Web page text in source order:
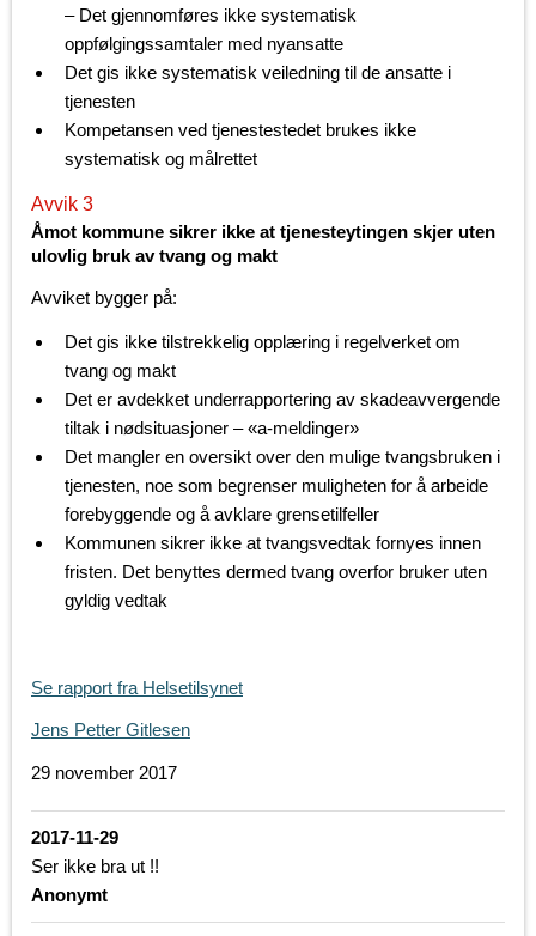
– Det gjennomføres ikke systematisk
oppfølgingssamtaler med nyansatte
Det gis ikke systematisk veiledning til de ansatte i
tjenesten
Kompetansen ved tjenestestedet brukes ikke
systematisk og målrettet
Avvik 3
Åmot kommune sikrer ikke at tjenesteytingen skjer uten
ulovlig bruk av tvang og makt
Avviket bygger på:
Det gis ikke tilstrekkelig opplæring i regelverket om
tvang og makt
Det er avdekket underrapportering av skadeavvergende
tiltak i nødsituasjoner – «a-meldinger»
Det mangler en oversikt over den mulige tvangsbruken i
tjenesten, noe som begrenser muligheten for å arbeide
forebyggende og å avklare grensetilfeller
Kommunen sikrer ikke at tvangsvedtak fornyes innen
fristen. Det benyttes dermed tvang overfor bruker uten
gyldig vedtak
Se rapport fra Helsetilsynet
Jens Petter Gitlesen
29 november 2017
2017-11-29
Ser ikke bra ut !!
Anonymt